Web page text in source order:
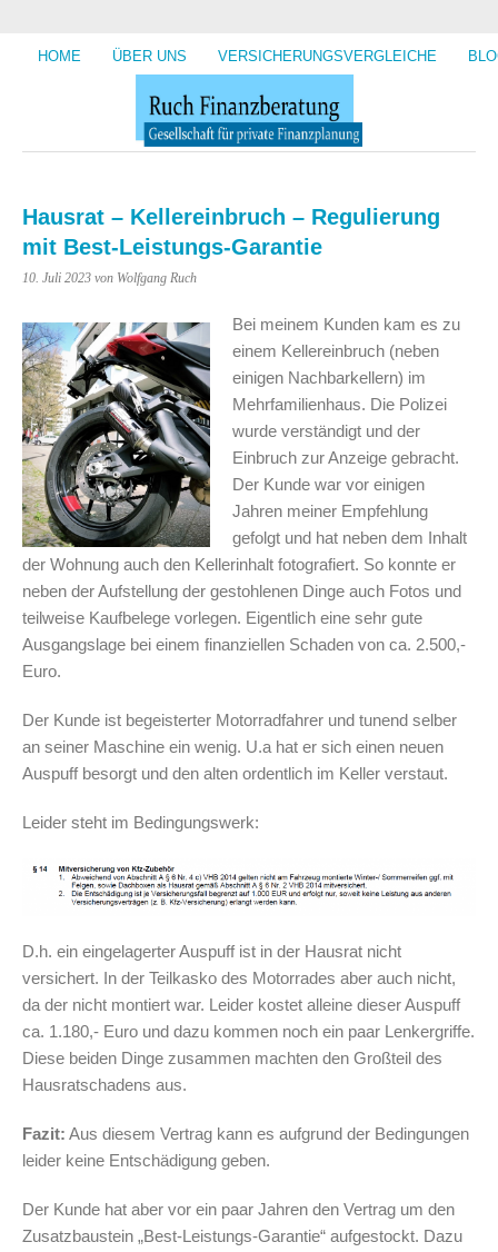
HOME ÜBER UNS VERSICHERUNGSVERGLEICHE
Hausrat – Kellereinbruch – Regulierung
mit Best-Leistungs-Garantie
10. Juli 2023 von Wolfgang Ruch
Bei meinem Kunden kam es zu
einem Kellereinbruch (neben
einigen Nachbarkellern) im
Mehrfamilienhaus. Die Polizei
wurde verständigt und der
Einbruch zur Anzeige gebracht.
Der Kunde war vor einigen
Jahren meiner Empfehlung
gefolgt und hat neben dem Inhalt
der Wohnung auch den Kellerinhalt fotografiert. So konnte er
neben der Aufstellung der gestohlenen Dinge auch Fotos und
teilweise Kaufbelege vorlegen. Eigentlich eine sehr gute
Ausgangslage bei einem finanziellen Schaden von ca. 2.500,-
Euro.
Der Kunde ist begeisterter Motorradfahrer und tunend selber
an seiner Maschine ein wenig. U.a hat er sich einen neuen
Auspuff besorgt und den alten ordentlich im Keller verstaut.
Leider steht im Bedingungswerk:
D.h. ein eingelagerter Auspuff ist in der Hausrat nicht
versichert. In der Teilkasko des Motorrades aber auch nicht,
da der nicht montiert war. Leider kostet alleine dieser Auspuff
ca. 1.180,- Euro und dazu kommen noch ein paar Lenkergriffe.
Diese beiden Dinge zusammen machten den Großteil des
Hausratschadens aus.
Fazit: Aus diesem Vertrag kann es aufgrund der Bedingungen
leider keine Entschädigung geben.
Der Kunde hat aber vor ein paar Jahren den Vertrag um den
Zusatzbaustein „Best-Leistungs-Garantie“ aufgestockt. Dazu